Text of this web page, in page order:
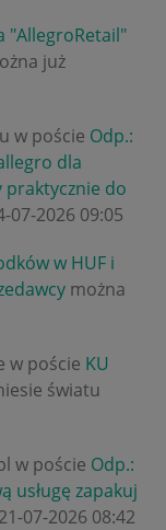
"AllegroRetail"
już
w poście Odp.:
dla
praktycznie do
07-2026 09:05
w HUF i
można
w poście KU
światu
w poście Odp.:
usługę zapakuj
‎21-07-2026 08:42